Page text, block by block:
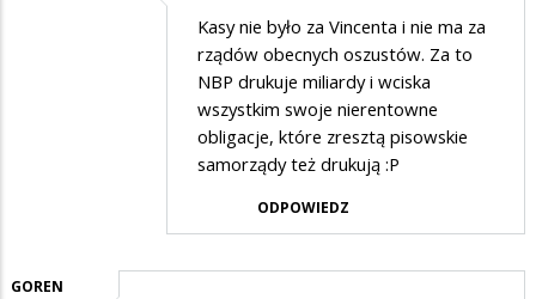
Kasy nie było za Vincenta i nie ma za
rządów obecnych oszustów. Za to
NBP drukuje miliardy i wciska
wszystkim swoje nierentowne
obligacje, które zresztą pisowskie
samorządy też drukują :P
ODPOWIEDZ
GOREN